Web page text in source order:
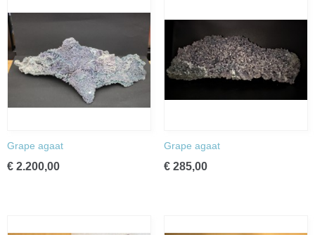
Grape agaat
€ 2.200,00
Grape agaat
€ 285,00